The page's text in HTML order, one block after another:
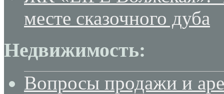
месте сказочного дуба
Недвижимость:
Вопросы продажи и